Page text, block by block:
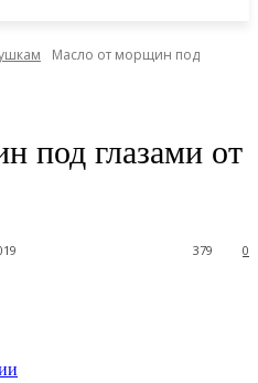
Масло от морщин под
под глазами от
0
379